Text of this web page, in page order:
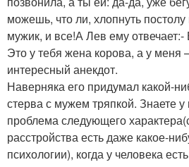
можешь, что ли, хлопнуть
мужик, и все!А Лев ему отвечает:-
Это у тебя жена корова, а у меня
интересный анекдот.
Наверняка его придумал какой-
стерва с мужем тряпкой. Знаете
проблема следующего
расстройства есть даже какое-
психологии), когда у человека